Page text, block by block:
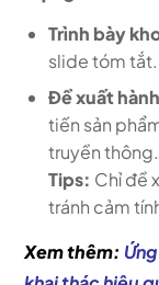
Trình bày
slide tóm tắt.
Đề xuất
tiến sản
truyền
Tips: Chỉ đề
tránh cảm
Xem thêm: